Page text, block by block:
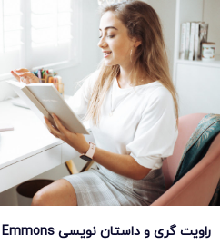
راویت گری و داستان نویسی Abbie Emmons